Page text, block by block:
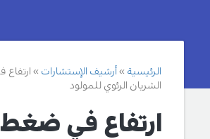
الرئيسية أرشيف الإستشارات
الشريان الرئوي للمولود
ارتفاع في ضغط